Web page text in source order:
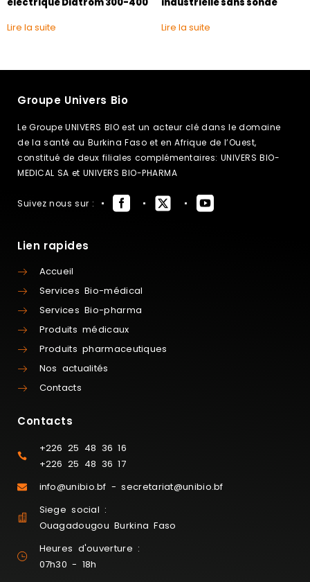
Lire la suite
Lire la suite
Groupe Univers Bio
Le Groupe UNIVERS BIO est un acteur clé dans le domaine
de la santé au Burkina Faso et en Afrique de l’Ouest,
constitué de deux filiales complémentaires: UNIVERS BIO-
MEDICAL SA et UNIVERS BIO-PHARMA
Suivez nous sur :
Lien rapides
Accueil
Services Bio-médical
Services Bio-pharma
Produits médicaux
Produits pharmaceutiques
Nos actualités
Contacts
Contacts
+226 25 48 36 16
+226 25 48 36 17
info@unibio.bf - secretariat@unibio.bf
Siege social :
Ouagadougou Burkina Faso
Heures d'ouverture :
07h30 - 18h